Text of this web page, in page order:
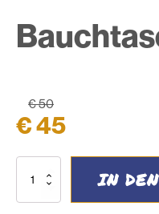
€50
Preis
war:
€45Aktueller
Preis
#07
IN